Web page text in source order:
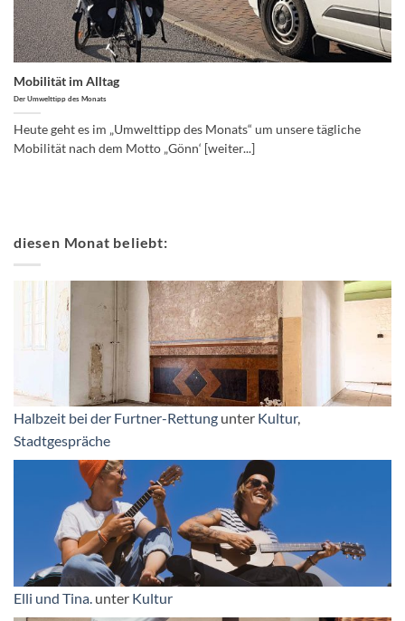
Mobilität im Alltag
Der Umwelttipp des Monats
Heute geht es im „Umwelttipp des Monats“ um unsere tägliche
Mobilität nach dem Motto „Gönn‘ [weiter...]
diesen Monat beliebt:
Halbzeit bei der Furtner-Rettung unter Kultur,
Stadtgespräche
Elli und Tina. unter Kultur